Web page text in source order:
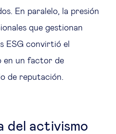
En paralelo, la presión
que gestionan
ESG convirtió el
en un factor de
de reputación.
del activismo